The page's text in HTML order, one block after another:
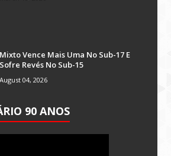
Mixto Vence Mais Uma No Sub-17 E
Sofre Revés No Sub-15
August 04, 2026
90 ANOS